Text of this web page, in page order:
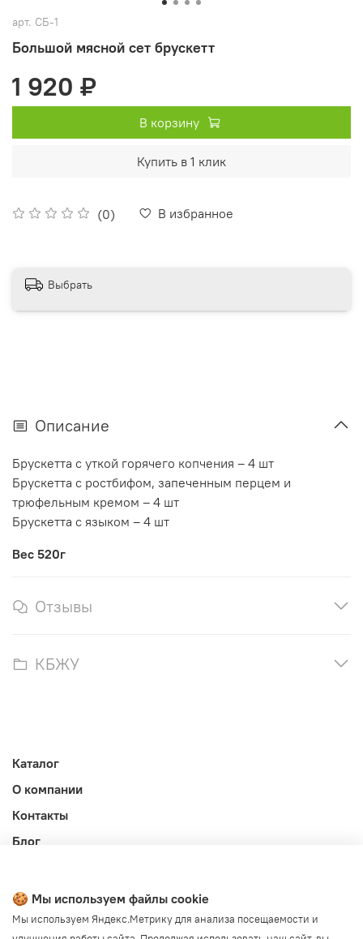
арт. СБ-1
Большой мясной сет брускетт
(0) В избранное
1 920 ₽
В корзину
Купить в 1 клик
Выбрать
Описание
Брускетта с уткой горячего копчения – 4 шт
Брускетта с ростбифом, запеченным перцем и
трюфельным кремом – 4 шт
Брускетта с языком – 4 шт
Вес 520г
Отзывы
КБЖУ
Каталог
О компании
Контакты
Блог
Публичная оферта
Политика конфиденциальности и обработки ПД
🍪 Мы используем файлы cookie
Мы используем Яндекс.Метрику для анализа посещаемости и